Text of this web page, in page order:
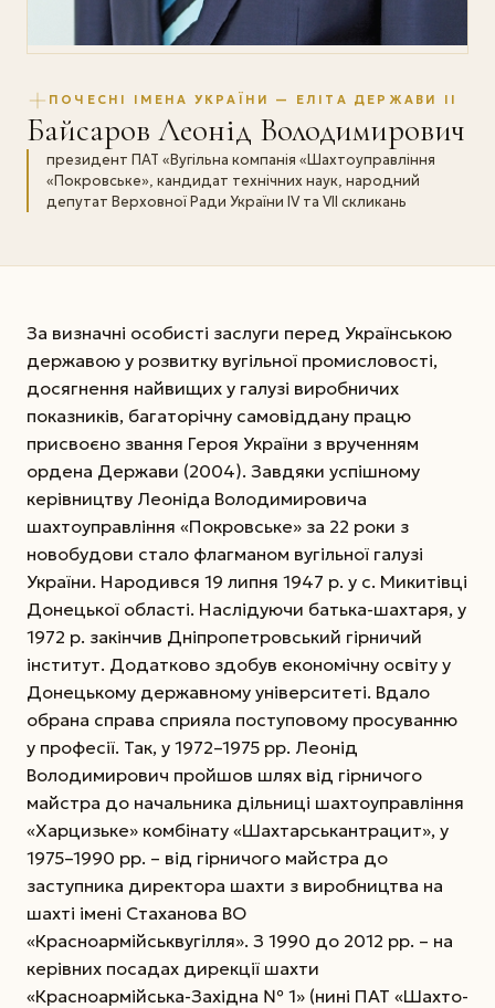
ПОЧЕСНІ ІМЕНА УКРАЇНИ — ЕЛІТА ДЕРЖАВИ II
Байсаров Леонід Володимирович
президент ПАТ «Вугільна компанія «Шахтоуправління
«Покровське», кандидат технічних наук, народний
депутат Верховної Ради України IV та VII скликань
За визначні особисті заслуги перед Українською
державою у розвитку вугільної промисловості,
досягнення найвищих у галузі виробничих
показників, багаторічну самовіддану працю
присвоєно звання Героя України з врученням
ордена Держави (2004). Завдяки успішному
керівництву Леоніда Володимировича
шахтоуправління «Покровське» за 22 роки з
новобудови стало флагманом вугільної галузі
України. Народився 19 липня 1947 р. у с. Микитівці
Донецької області. Наслідуючи батька-шахтаря, у
1972 р. закінчив Дніпропетровський гірничий
інститут. Додатково здобув економічну освіту у
Донецькому державному університеті. Вдало
обрана справа сприяла поступовому просуванню
у професії. Так, у 1972–1975 рр. Леонід
Володимирович пройшов шлях від гірничого
майстра до начальника дільниці шахтоуправління
«Харцизьке» комбінату «Шахтарськантрацит», у
1975–1990 рр. – від гірничого майстра до
заступника директора шахти з виробництва на
шахті імені Стаханова ВО
«Красноармійськвугілля». З 1990 до 2012 рр. – на
керівних посадах дирекції шахти
«Красноармійська-Західна № 1» (нині ПАТ «Шахто­